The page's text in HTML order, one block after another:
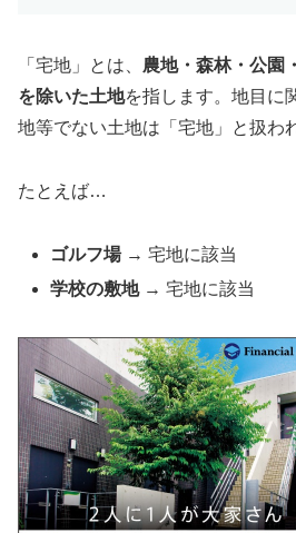
「宅地」とは、 農地・森林・公園
を除いた土地を指します。地目に
地等でない土地は「宅地」と扱わ
たとえば…
ゴルフ場→ 宅地に該当
学校の敷地→ 宅地に該当